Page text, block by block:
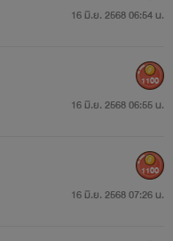
16 มิ.ย. 2568 06:54 น.
16 มิ.ย. 2568 06:55 น.
1100
16 มิ.ย. 2568 07:26 น.
1100